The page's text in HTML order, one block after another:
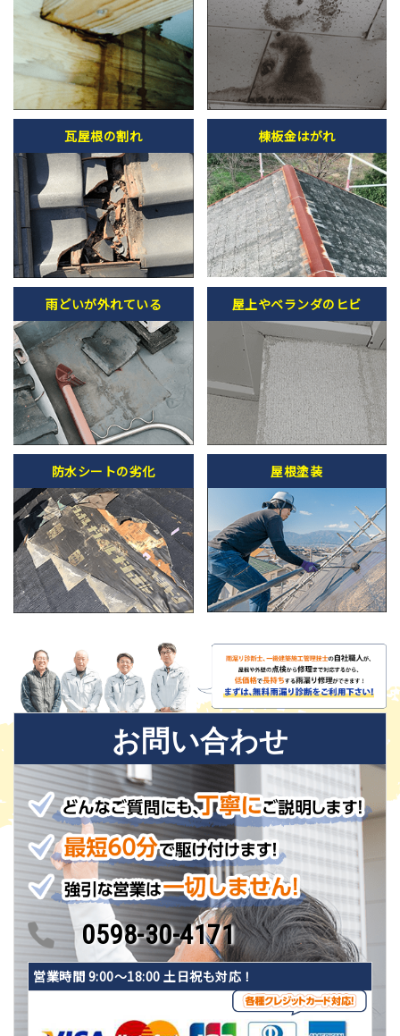
瓦屋根の割れ 棟板金はがれ
雨どいが外れている 屋上やベランダのヒビ
防水シートの劣化 屋根塗装
お問い合わせ
0598-30-4171
営業時間 9:00〜18:00 土日祝も対応！